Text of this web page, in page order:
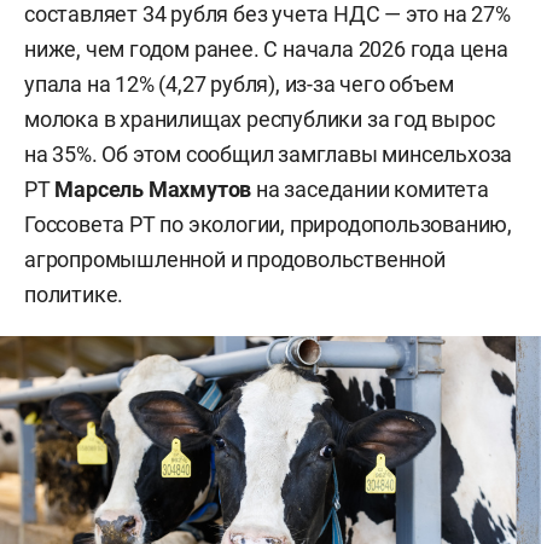
составляет 34 рубля без учета НДС — это на 27%
ниже, чем годом ранее. С начала 2026 года цена
упала на 12% (4,27 рубля), из-за чего объем
молока в хранилищах республики за год вырос
на 35%. Об этом сообщил замглавы минсельхоза
РТМарсель Махмутов на заседании комитета
Госсовета РТ по экологии, природопользованию,
агропромышленной и продовольственной
политике.